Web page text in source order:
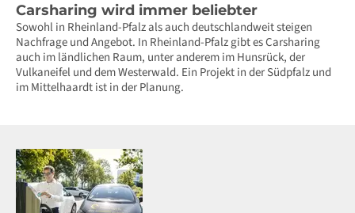
Carsharing wird immer beliebter
Sowohl in Rheinland-Pfalz als auch deutschlandweit steigen
Nachfrage und Angebot. In Rheinland-Pfalz gibt es Carsharing
auch im ländlichen Raum, unter anderem im Hunsrück, der
Vulkaneifel und dem Westerwald. Ein Projekt in der Südpfalz und
im Mittelhaardt ist in der Planung.